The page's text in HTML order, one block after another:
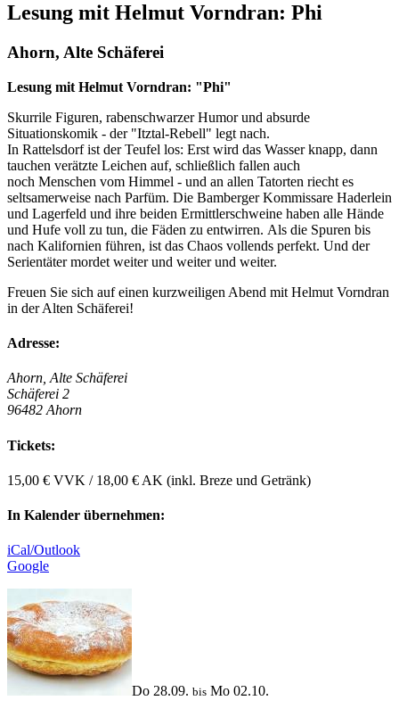
Lesung mit Helmut Vorndran: Phi
Ahorn, Alte Schäferei
Lesung mit Helmut Vorndran: "Phi"
Skurrile Figuren, rabenschwarzer Humor und absurde
Situationskomik - der "Itztal-Rebell" legt nach.
In Rattelsdorf ist der Teufel los: Erst wird das Wasser knapp, dann
tauchen verätzte Leichen auf, schließlich fallen auch
noch Menschen vom Himmel - und an allen Tatorten riecht es
seltsamerweise nach Parfüm. Die Bamberger Kommissare Haderlein
und Lagerfeld und ihre beiden Ermittlerschweine haben alle Hände
und Hufe voll zu tun, die Fäden zu entwirren. Als die Spuren bis
nach Kalifornien führen, ist das Chaos vollends perfekt. Und der
Serientäter mordet weiter und weiter und weiter.
Freuen Sie sich auf einen kurzweiligen Abend mit Helmut Vorndran
in der Alten Schäferei!
Adresse:
Ahorn, Alte Schäferei
Schäferei 2
96482 Ahorn
Tickets:
15,00 € VVK / 18,00 € AK (inkl. Breze und Getränk)
In Kalender übernehmen:
iCal/Outlook
Google
Do 28.09. bis Mo 02.10.